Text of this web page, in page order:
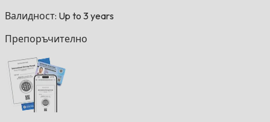
Валидност: Up to 3 years
Препоръчително